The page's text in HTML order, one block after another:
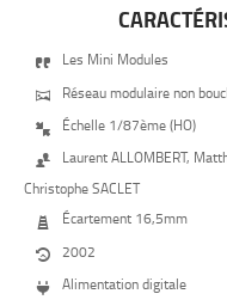
 Les Mini Modules
 Réseau modulaire non
 Échelle 1/87ème (HO)

Laurent ALLOMBERT,
Christophe SACLET
 Écartement 16,5mm
 2002
 Alimentation digitale